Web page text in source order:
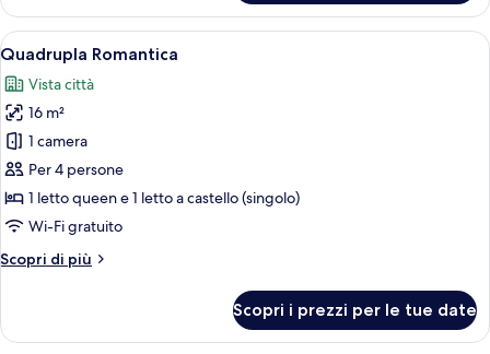
letti
singoli
Romantica
con
letto
matrimoniale
o
2
letti
singoli
Apri
tutte
le
foto
per
Quadrupla
Romantica
Un angolo toeletta ordinato con
6
Quadrupla Romantica
Vista città
16 m²
1 camera
Per 4 persone
1 letto queen e 1 letto a castello (singolo)
Wi-Fi gratuito
Scopri di più
Altri
Romantica
Scopri i prezzi per le tue date